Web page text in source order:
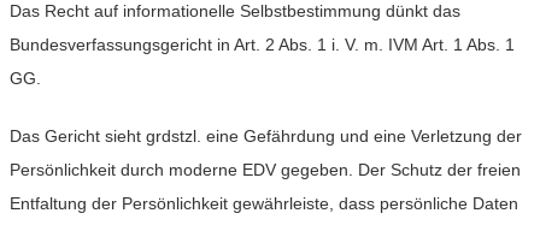
Das Recht auf informationelle Selbstbestimmung dünkt das
Bundesverfassungsgericht in Art. 2 Abs. 1 i. V. m. IVM Art. 1 Abs. 1
GG.
Das Gericht sieht grdstzl. eine Gefährdung und eine Verletzung der
Persönlichkeit durch moderne EDV gegeben. Der Schutz der freien
Entfaltung der Persönlichkeit gewährleiste, dass persönliche Daten